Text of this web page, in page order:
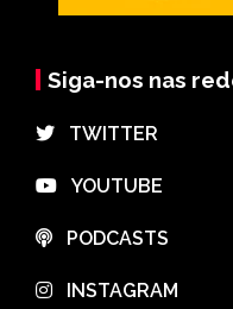
Siga-nos nas
⠀TWITTER
⠀YOUTUBE
⠀PODCASTS
⠀INSTAGRAM